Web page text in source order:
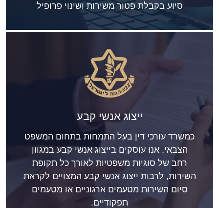
סיוע בקבלת פטור משירות ושינוי פרופיל
ייצוג אנשי קבע
כמשרד עורכי דין בעל התמחות בתחום המשפט
הצבאי, אנו עוסקים בייצוג אנשי קבע במגוון
רחב של סוגיות משפטיות לאורך כל תקופת
השירות, לרבות ייצוג אנשי קבע המצויים לקראת
סיום השירות מטעמים ארגוניים או מטעמים
תפקודיים.